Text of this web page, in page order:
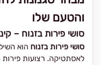
והטעם שלו
סושי פירות בזנוח –
סושי פירות בזנוח הוא
לאסתטיקה. רצועות